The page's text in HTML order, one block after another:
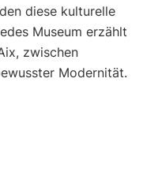
diese kulturelle
Museum erzählt
zwischen
Modernität.